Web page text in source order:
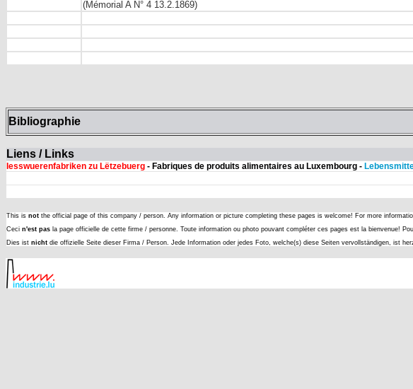
(Mémorial A N° 4 13.2.1869)
Bibliographie
Liens / Links
Iesswuerenfabriken zu Lëtzebuerg - Fabriques de produits alimentaires au Luxembourg -
This is not the official page of this company / person. Any information or picture completing these pages is welcome! For more
Ceci n'est pas la page officielle de cette firme / personne. Toute information ou photo pouvant compléter ces pages est la bienvenue!
Dies ist nicht die offizielle Seite dieser Firma / Person. Jede Information oder jedes Foto, welche(s) diese Seiten vervollständigen, ist